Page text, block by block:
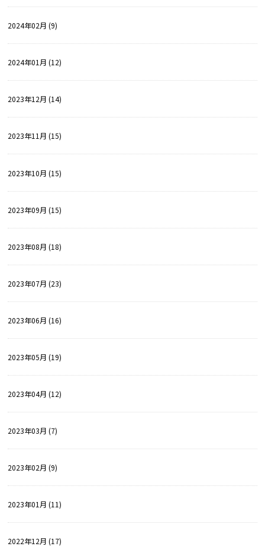
2024年02月 (9)
2024年01月 (12)
2023年12月 (14)
2023年11月 (15)
2023年10月 (15)
2023年09月 (15)
2023年08月 (18)
2023年07月 (23)
2023年06月 (16)
2023年05月 (19)
2023年04月 (12)
2023年03月 (7)
2023年02月 (9)
2023年01月 (11)
2022年12月 (17)